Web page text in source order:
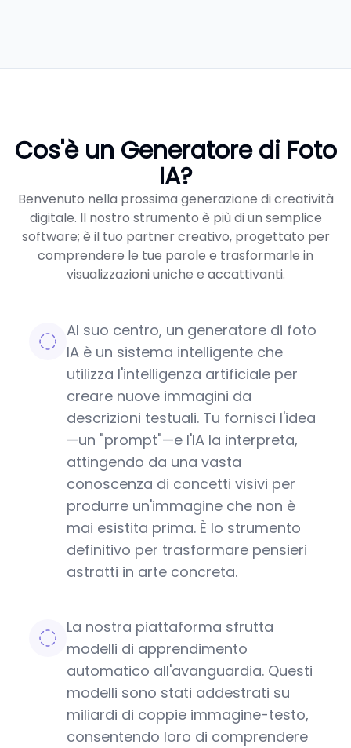
Cos'è un Generatore di Foto
IA?
Benvenuto nella prossima generazione di creatività
digitale. Il nostro strumento è più di un semplice
software; è il tuo partner creativo, progettato per
comprendere le tue parole e trasformarle in
visualizzazioni uniche e accattivanti.
Al suo centro, un generatore di foto
IA è un sistema intelligente che
utilizza l'intelligenza artificiale per
creare nuove immagini da
descrizioni testuali. Tu fornisci l'idea
—un "prompt"—e l'IA la interpreta,
attingendo da una vasta
conoscenza di concetti visivi per
produrre un'immagine che non è
mai esistita prima. È lo strumento
definitivo per trasformare pensieri
astratti in arte concreta.
La nostra piattaforma sfrutta
modelli di apprendimento
automatico all'avanguardia. Questi
modelli sono stati addestrati su
miliardi di coppie immagine-testo,
consentendo loro di comprendere